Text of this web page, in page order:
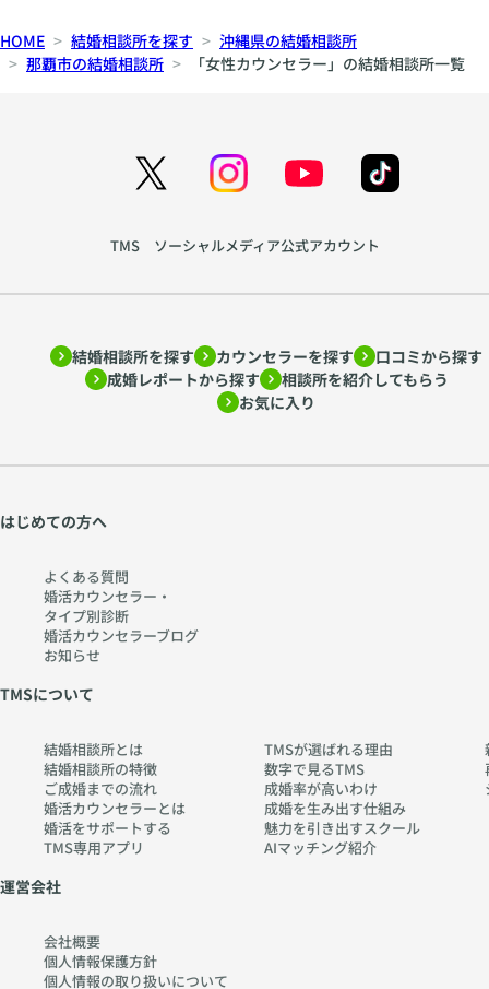
HOME 結婚相談所を探す
沖縄県の結婚相談所
那覇市の結婚相談所
「女性カウンセラー」の結婚相談所一覧
TMS ソーシャルメディア公式アカウント
結婚相談所を探す カウンセラーを探す
口コミから探す
成婚レポートから探す
相談所を紹介してもらう
お気に入り
はじめての方へ
よくある質問
婚活カウンセラー・
タイプ別診断
婚活カウンセラーブログ
お知らせ
TMSについて
結婚相談所とは
結婚相談所の特徴
ご成婚までの流れ
婚活カウンセラーとは
婚活をサポートする
TMS専用アプリ
TMSが選ばれる理由
数字で見るTMS
成婚率が高いわけ
成婚を生み出す仕組み
魅力を引き出すスクール
AIマッチング紹介
運営会社
会社概要
個人情報保護方針
個人情報の取り扱いについて